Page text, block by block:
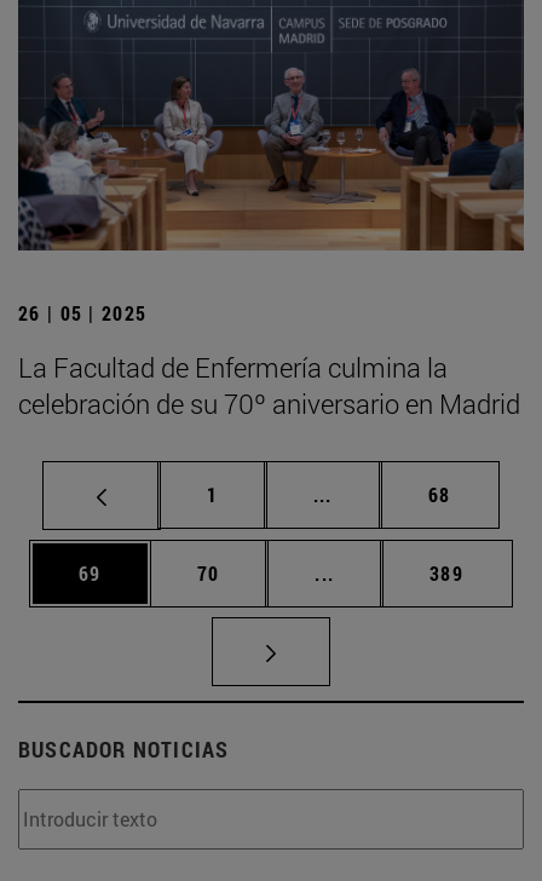
26 | 05 | 2025
La Facultad de Enfermería culmina la
celebración de su 70º aniversario en Madrid
Página
1 ... Páginas intermedias
Página
68
Página
69 Página
70 ... Páginas intermedias
Página
389
BUSCADOR NOTICIAS